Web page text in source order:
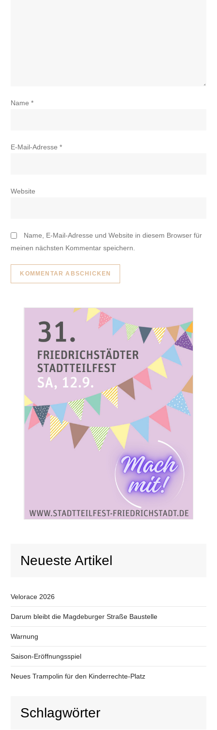
Name*
E-Mail-Adresse*
Website
Name, E-Mail-Adresse und Website in diesem Browser für
meinen nächsten Kommentar speichern.
Neueste Artikel
Velorace 2026
Darum bleibt die Magdeburger Straße Baustelle
Warnung
Saison-Eröffnungsspiel
Neues Trampolin für den Kinderrechte-Platz
Schlagwörter